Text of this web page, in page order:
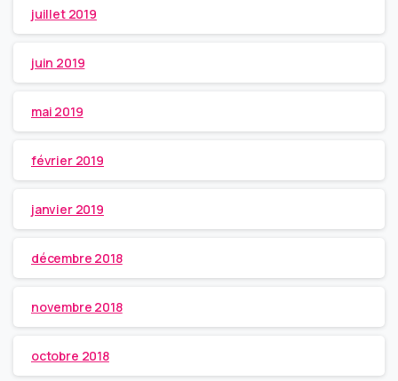
juillet 2019
juin 2019
mai 2019
février 2019
janvier 2019
décembre 2018
novembre 2018
octobre 2018